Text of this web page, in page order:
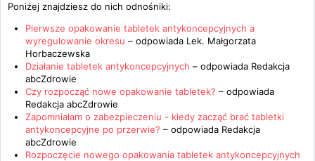
Poniżej znajdziesz do nich odnośniki:
Pierwsze opakowanie tabletek antykoncepcyjnych a
wyregulowanie okresu – odpowiada Lek. Małgorzata
Horbaczewska
Działanie tabletek antykoncepcyjnych – odpowiada Redakcja
abcZdrowie
Czy rozpocząć nowe opakowanie tabletek? – odpowiada
Redakcja abcZdrowie
Zapomniałam o zabezpieczeniu - kiedy zacząć brać tabletki
antykoncepcyjne po przerwie? – odpowiada Redakcja
abcZdrowie
Rozpoczęcie nowego opakowania tabletek antykoncepcyjnych